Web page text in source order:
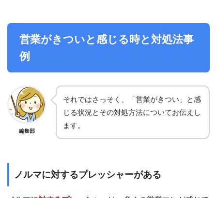
営業がきついと感じる時と対処法事
例
編集部
それではさっそく、「営業がきつい」と感
じる状況とその対処方法についてお伝えし
ます。
ノルマに対するプレッシャーがある